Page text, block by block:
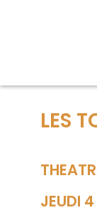
LES
JEUDI